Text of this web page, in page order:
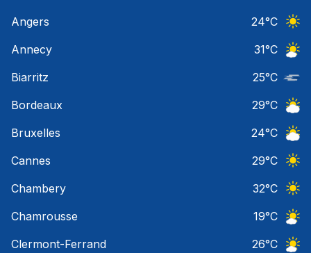
Angers 24°C
Annecy
31°C
Biarritz
25°C
Bordeaux
29°C
Bruxelles
24°C
Cannes
29°C
Chambery
32°C
Chamrousse
19°C
Clermont-Ferrand
26°C